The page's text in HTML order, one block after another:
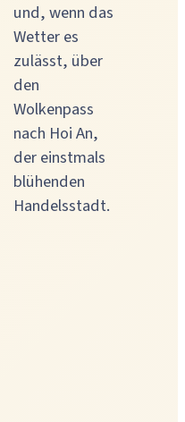
und, wenn das
Wetter es
zulässt, über
den
Wolkenpass
nach Hoi An,
der einstmals
blühenden
Handelsstadt.